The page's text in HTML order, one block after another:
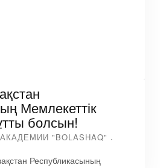
Мемлекеттік
болсын!
"BOLASHAQ"
Республикасының